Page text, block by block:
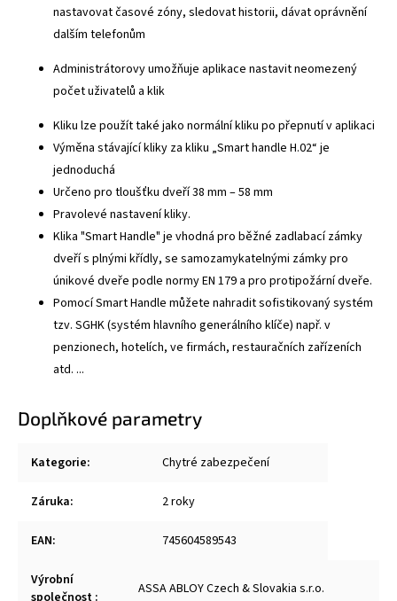
nastavovat časové zóny, sledovat historii, dávat oprávnění
dalším telefonům
Administrátorovy umožňuje aplikace nastavit neomezený
počet uživatelů a klik
Kliku lze použít také jako normální kliku po přepnutí v aplikaci
Výměna stávající kliky za kliku „Smart handle H.02“ je
jednoduchá
Určeno pro tloušťku dveří 38 mm – 58 mm
Pravolevé nastavení kliky.
Klika "Smart Handle" je vhodná pro běžné zadlabací zámky
dveří s plnými křídly, se samozamykatelnými zámky pro
únikové dveře podle normy EN 179 a pro protipožární dveře.
Pomocí Smart Handle můžete nahradit sofistikovaný systém
tzv. SGHK (systém hlavního generálního klíče) např. v
penzionech, hotelích, ve firmách, restauračních zařízeních
atd. ...
Doplňkové parametry
Kategorie: Chytré zabezpečení
Záruka: 2 roky
EAN: 745604589543
Výrobní
společnost : ASSA ABLOY Czech & Slovakia s.r.o.